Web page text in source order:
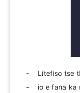
Litefiso tse
io e fana ka